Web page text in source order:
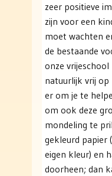
zeer positieve
zijn voor een
moet wachten
de bestaande
onze
natuurlijk vrij
er om je te
om ook deze
mondeling te
gekleurd papier
eigen kleur) en
doorheen; dan